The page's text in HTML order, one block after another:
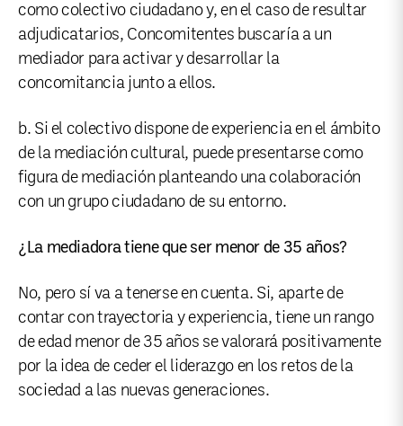
como colectivo ciudadano y, en el caso de resultar
adjudicatarios, Concomitentes buscaría a un
mediador para activar y desarrollar la
concomitancia junto a ellos.
b. Si el colectivo dispone de experiencia en el ámbito
de la mediación cultural, puede presentarse como
figura de mediación planteando una colaboración
con un grupo ciudadano de su entorno.
¿La mediadora tiene que ser menor de 35 años?
No, pero sí va a tenerse en cuenta. Si, aparte de
contar con trayectoria y experiencia, tiene un rango
de edad menor de 35 años se valorará positivamente
por la idea de ceder el liderazgo en los retos de la
sociedad a las nuevas generaciones.